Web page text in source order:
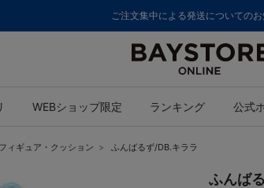
ご注文集中による発送についての
WEBショップ限定 ランキング 公式
ィギュア・クッション ふんばるず/DB.キララ
ふんば